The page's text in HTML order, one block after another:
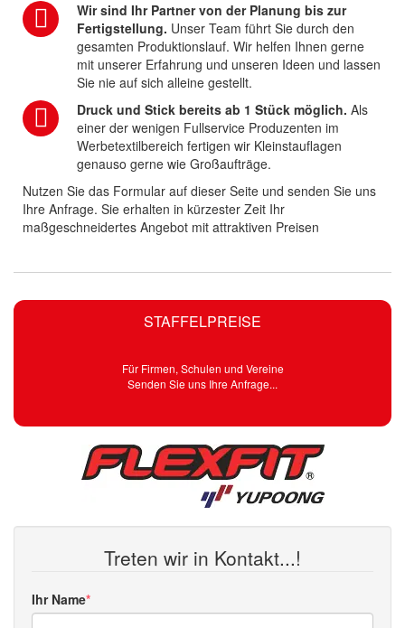
STAFFELPREISE
Für Firmen, Schulen und Vereine
Senden Sie uns Ihre Anfrage...
Treten wir in Kontakt...!
Ihr Name
Wir sind Ihr Partner von der Planung bis zur
Fertigstellung. Unser Team führt Sie durch den
gesamten Produktionslauf. Wir helfen Ihnen gerne
mit unserer Erfahrung und unseren Ideen und lassen
Sie nie auf sich alleine gestellt.
Druck und Stick bereits ab 1 Stück möglich. Als
einer der wenigen Fullservice Produzenten im
Werbetextilbereich fertigen wir Kleinstauflagen
genauso gerne wie Großaufträge.
Nutzen Sie das Formular auf dieser Seite und senden Sie uns
Ihre Anfrage. Sie erhalten in kürzester Zeit Ihr
maßgeschneidertes Angebot mit attraktiven Preisen